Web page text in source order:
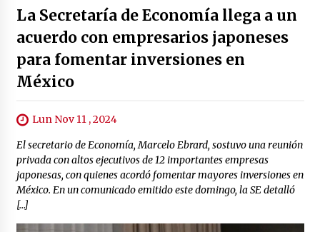
La Secretaría de Economía llega a un
acuerdo con empresarios japoneses
para fomentar inversiones en
México
Lun Nov 11 , 2024
El secretario de Economía, Marcelo Ebrard, sostuvo una reunión
privada con altos ejecutivos de 12 importantes empresas
japonesas, con quienes acordó fomentar mayores inversiones en
México. En un comunicado emitido este domingo, la SE detalló
[…]